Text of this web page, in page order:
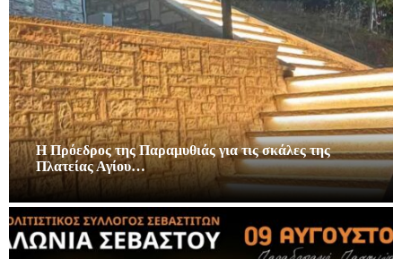
Η Πρόεδρος της Παραμυθιάς για τις σκάλες της
Πλατείας Αγίου…